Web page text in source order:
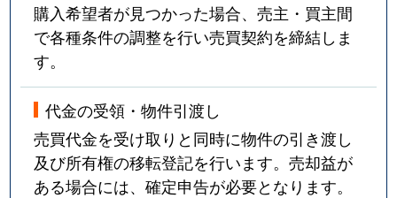
購入希望者が見つかった場合、売主・買主間
で各種条件の調整を行い売買契約を締結しま
す。
代金の受領・物件引渡し
売買代金を受け取りと同時に物件の引き渡し
及び所有権の移転登記を行います。売却益が
ある場合には、確定申告が必要となります。